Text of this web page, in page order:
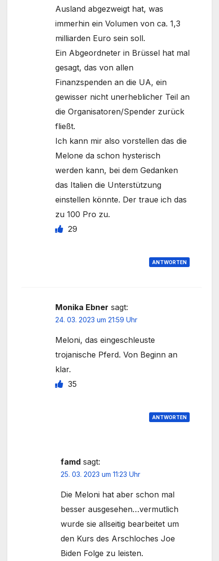
Ausland abgezweigt hat, was
immerhin ein Volumen von ca. 1,3
milliarden Euro sein soll.
Ein Abgeordneter in Brüssel hat mal
gesagt, das von allen
Finanzspenden an die UA, ein
gewisser nicht unerheblicher Teil an
die Organisatoren/Spender zurück
fließt.
Ich kann mir also vorstellen das die
Melone da schon hysterisch
werden kann, bei dem Gedanken
das Italien die Unterstützung
einstellen könnte. Der traue ich das
zu 100 Pro zu.
29
ANTWORTEN
Monika Ebner sagt:
24. 03. 2023 um 21:59 Uhr
Meloni, das eingeschleuste
trojanische Pferd. Von Beginn an
klar.
35
ANTWORTEN
famd sagt:
25. 03. 2023 um 11:23 Uhr
Die Meloni hat aber schon mal
besser ausgesehen…vermutlich
wurde sie allseitig bearbeitet um
den Kurs des Arschloches Joe
Biden Folge zu leisten.